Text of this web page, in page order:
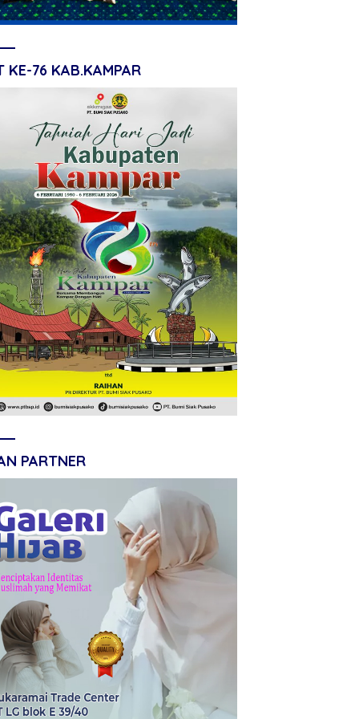
KE-76 KAB.KAMPAR
PARTNER